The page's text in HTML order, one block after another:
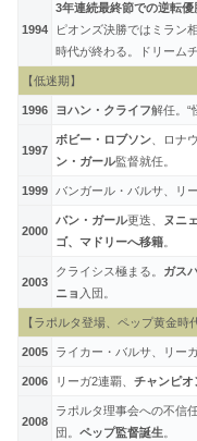
1994
3年連続最終節での逆転優
ピオンズ決勝ではミラン
時代が終わる。ドリーム
【低迷期】
1996 ヨハン・クライフ解任。“
1997
ボビー・ロブソン 、ロナ
ン・ガール監督就任。
1999 バンガール・バルサ、リ
2000
バン・ガール更迭、 ヌニ
ゴ、マドリーへ移籍
2003
クライシス極まる。 ガス
ニョ 入団。
【ラポルタ登場、ペップ黄金時
2005 ライカー・バルサ、リーガ
2006 リーガ2連覇、 チャンピオ
2008
ラポルタ理事会への不信
団。 ペップ監督誕生